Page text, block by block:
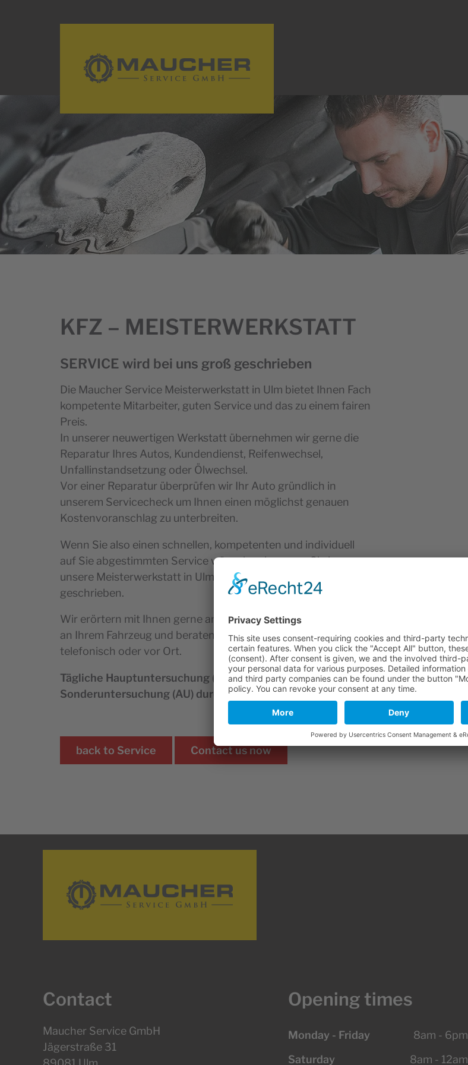
KFZ – MEISTERWERKSTATT
SERVICE wird bei uns groß geschrieben
Die Maucher Service Meisterwerkstatt in Ulm bietet Ihnen Fach
kompetente Mitarbeiter, guten Service und das zu einem fairen
Preis.
In unserer neuwertigen Werkstatt übernehmen wir gerne die
Reparatur Ihres Autos, Kundendienst, Reifenwechsel,
Unfallinstandsetzung oder Ölwechsel.
Vor einer Reparatur überprüfen wir Ihr Auto gründlich in
unserem Servicecheck um Ihnen einen möglichst genauen
Kostenvoranschlag zu unterbreiten.
Wenn Sie also einen schnellen, kompetenten und individuell
auf Sie abgestimmten Service wünschen kommen Sie in
unsere Meisterwerkstatt in Ulm den SERVICE wird bei uns groß
geschrieben.
Wir erörtern mit Ihnen gerne anfallende Arbeiten und Kosten
an Ihrem Fahrzeug und beraten Sie über Möglichkeiten
telefonisch oder vor Ort.
Tägliche Hauptuntersuchung (HU) und Abgas-
Sonderuntersuchung (AU) durch Dekra oder Tüv möglich.
back to Service Contact us now
Contact
Maucher Service GmbH
Jägerstraße 31
Opening times
Monday - Friday
8am - 6pm
Saturday
8am - 12am